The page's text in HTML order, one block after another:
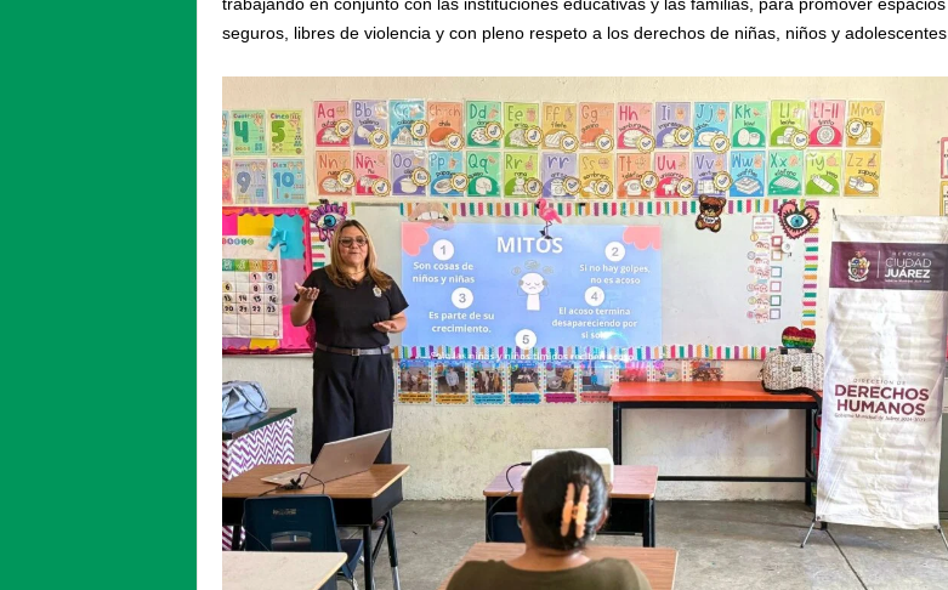
seguros, libres de violencia y con pleno respeto a los derechos de niñas, niños y adolescentes.